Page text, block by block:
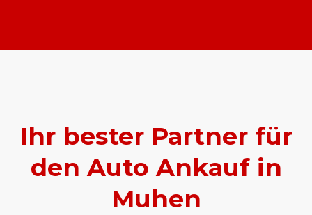
Ihr bester Partner für
den Auto Ankauf in
Muhen